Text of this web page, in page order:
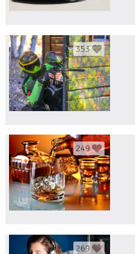
353
249
269